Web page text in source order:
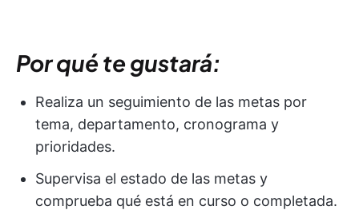
Por qué te gustará:
Realiza un seguimiento de las metas por
tema, departamento, cronograma y
prioridades.
Supervisa el estado de las metas y
comprueba qué está en curso o completada.